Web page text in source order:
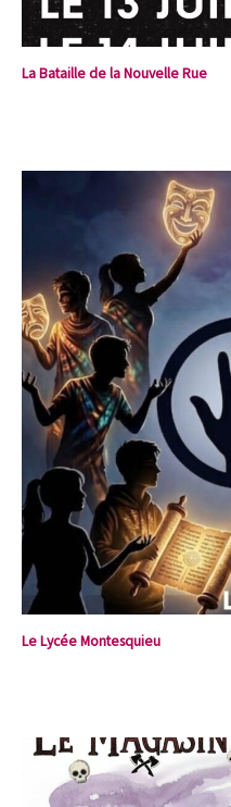
La Bataille de la Nouvelle Rue
Le Lycée Montesquieu